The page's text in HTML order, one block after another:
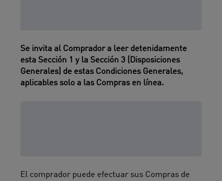
Se invita al Comprador a leer detenidamente
esta Sección 1 y la Sección 3 (Disposiciones
Generales) de estas Condiciones Generales,
aplicables solo a las Compras en línea.
El comprador puede efectuar sus Compras de